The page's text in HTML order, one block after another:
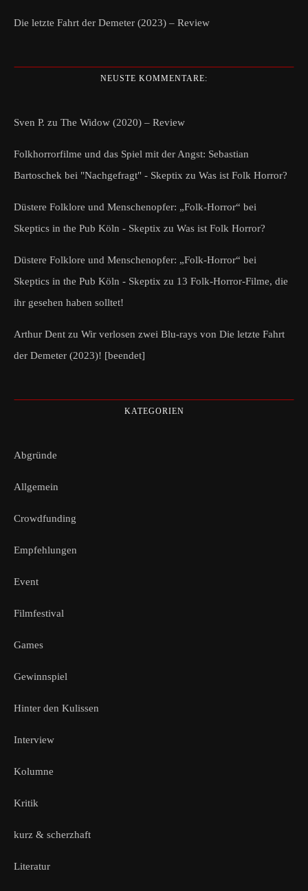
Die letzte Fahrt der Demeter (2023) – Review
NEUSTE KOMMENTARE:
Sven P. zu The Widow (2020) – Review
Folkhorrorfilme und das Spiel mit der Angst: Sebastian
Bartoschek bei "Nachgefragt" - Skeptix zu Was ist Folk Horror?
Düstere Folklore und Menschenopfer: „Folk-Horror“ bei
Skeptics in the Pub Köln - Skeptix zu Was ist Folk Horror?
Düstere Folklore und Menschenopfer: „Folk-Horror“ bei
Skeptics in the Pub Köln - Skeptix zu 13 Folk-Horror-Filme, die
ihr gesehen haben solltet!
Arthur Dent zu Wir verlosen zwei Blu-rays von Die letzte Fahrt
der Demeter (2023)! [beendet]
KATEGORIEN
Abgründe
Allgemein
Crowdfunding
Empfehlungen
Event
Filmfestival
Games
Gewinnspiel
Hinter den Kulissen
Interview
Kolumne
Kritik
kurz & scherzhaft
Literatur